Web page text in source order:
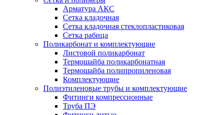
Арматура АКС
Сетка кладочная
Сетка кладочная стеклопластиковая
Сетка рабица
Поликарбонат и комплектующие
Листовой поликарбонат
Термошайба поликарбонатная
Термошайба полипропиленовая
Комплектующие
Полиэтиленовые трубы и комплектующие
Фитинги компрессионные
Труба ПЭ